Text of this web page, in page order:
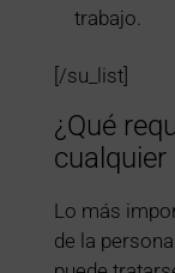
trabajo.
[/su_list]
¿Qué
cualquier
Lo más
de la